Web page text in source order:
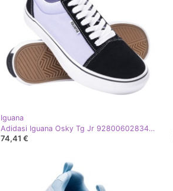
Iguana
Adidasi Iguana Osky Tg Jr 92800602834 alb
74,41 €